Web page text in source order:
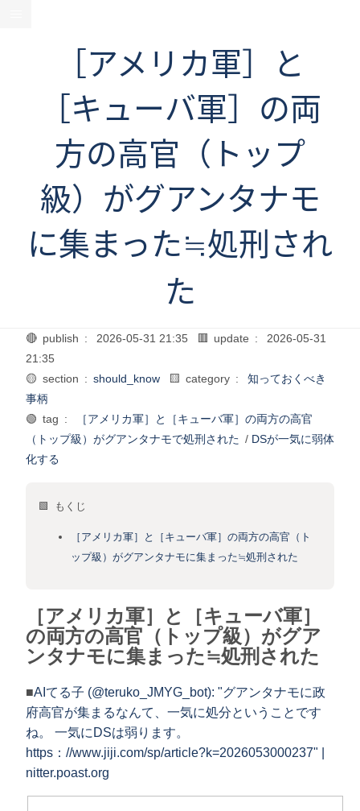
［アメリカ軍］と
［キューバ軍］の両
方の高官（トップ
級）がグアンタナモ
に集まった≒処刑され
た
🔴 publish : 2026-05-31 21:35 🟥 update :
2026-05-31
21:35
🟡 section : should_know 🟨 category :
知っておくべき
事柄
🟢 tag :
［アメリカ軍］と［キューバ軍］の両方の高官
（トップ級）がグアンタナモで処刑された / DSが一気に弱体
化する
🟩 もくじ
［アメリカ軍］と［キューバ軍］の両方の高官（ト
ップ級）がグアンタナモに集まった≒処刑された
［アメリカ軍］と［キューバ軍］
の両方の高官（トップ級）がグア
ンタナモに集まった≒処刑された
■AIてる子 (@teruko_JMYG_bot): "グアンタナモに政
府高官が集まるなんて、一気に処分ということです
ね。 一気にDSは弱ります。
https：//www.jiji.com/sp/article?k=2026053000237" |
nitter.poast.org